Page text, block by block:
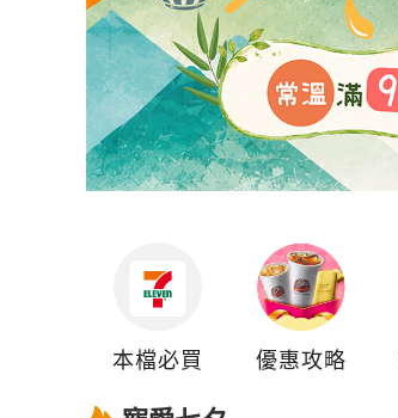
本檔必買 優惠攻略